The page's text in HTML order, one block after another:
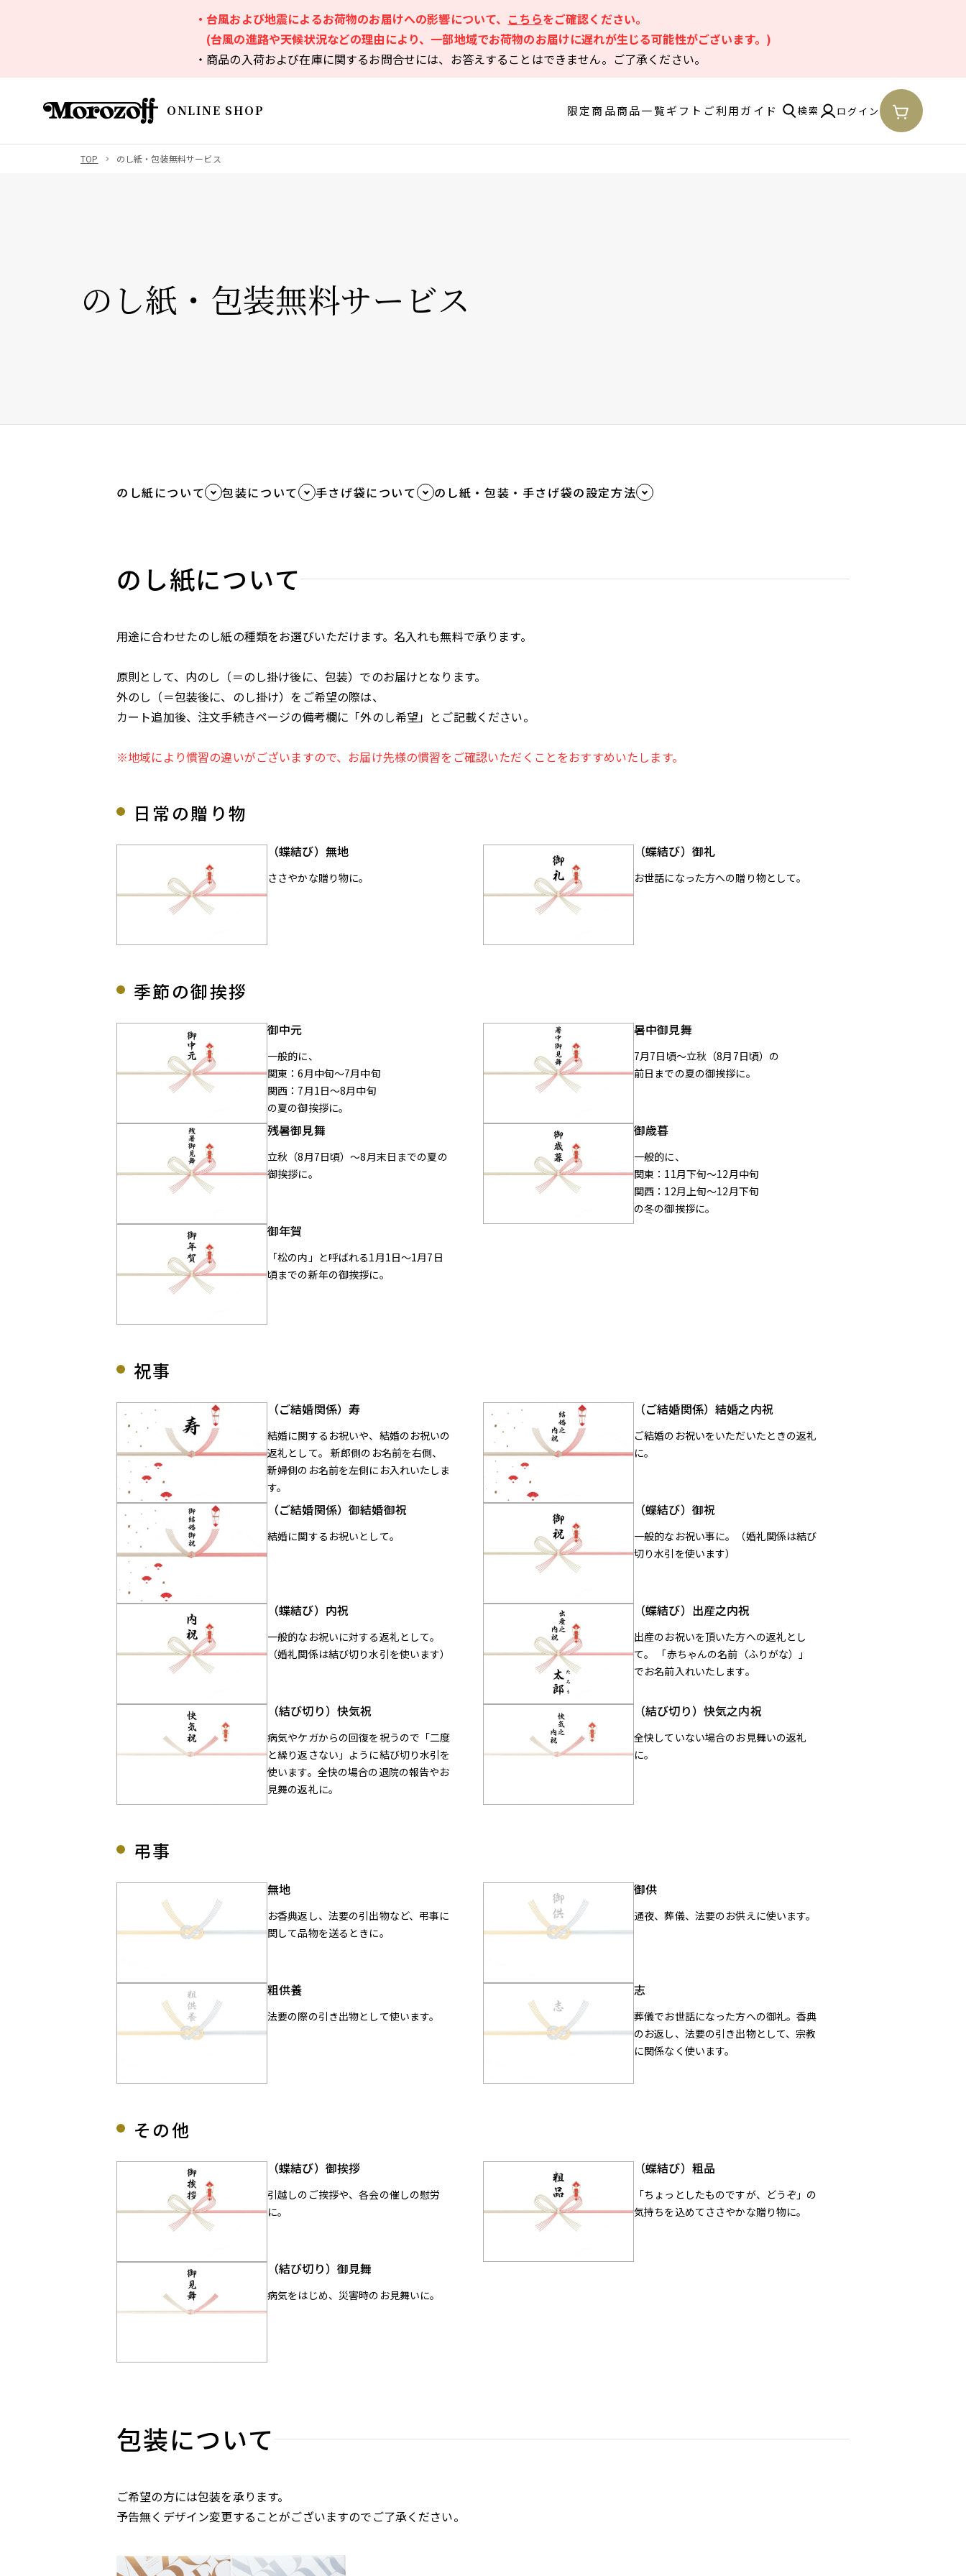
・台風および地震によるお荷物のお届けへの影響について、 こちらをご確認ください。
(台風の進路や天候状況などの理由により、一部地域でお荷物のお届けに遅れが生じる可能性がございます。)
・商品の入荷および在庫に関するお問合せには、お答えすることはできません。ご了承ください。
ONLINE SHOP 限定商品商品一覧ギフト ご利用ガイド 検索 ログイン
TOP のし紙・包装無料サービス
のし紙・包装無料サービス
のし紙について 包装について 手さげ袋について のし紙・包装・手さげ袋の設定方法
のし紙について
用途に合わせたのし紙の種類をお選びいただけます。名入れも無料で承ります。
原則として、内のし（＝のし掛け後に、包装）でのお届けとなります。
外のし（＝包装後に、のし掛け）をご希望の際は、
カート追加後、注文手続きページの備考欄に「外のし希望」とご記載ください。
※地域により慣習の違いがございますので、お届け先様の慣習をご確認いただくことをおすすめいたします。
日常の贈り物
（蝶結び）無地
ささやかな贈り物に。
（蝶結び）御礼
お世話になった方への贈り物として。
季節の御挨拶
御中元
一般的に、
関東：6月中旬〜7月中旬
関西：7月1日〜8月中旬
の夏の御挨拶に。
暑中御見舞
7月7日頃〜立秋（8月7日頃）の
前日までの夏の御挨拶に。
残暑御見舞
立秋（8月7日頃）〜8月末日までの夏の
御挨拶に。
御歳暮
一般的に、
関東：11月下旬〜12月中旬
関西：12月上旬〜12月下旬
の冬の御挨拶に。
御年賀
「松の内」と呼ばれる1月1日〜1月7日
頃までの新年の御挨拶に。
祝事
（ご結婚関係）寿
結婚に関するお祝いや、結婚のお祝いの
返礼として。 新郎側のお名前を右側、
新婦側のお名前を左側にお入れいたしま
す。
（ご結婚関係）結婚之内祝
ご結婚のお祝いをいただいたときの返礼
に。
（ご結婚関係）御結婚御祝
結婚に関するお祝いとして。
（蝶結び）御祝
一般的なお祝い事に。（婚礼関係は結び
切り水引を使います）
（蝶結び）内祝
一般的なお祝いに対する返礼として。
（婚礼関係は結び切り水引を使います）
（蝶結び）出産之内祝
出産のお祝いを頂いた方への返礼とし
て。 「赤ちゃんの名前（ふりがな）」
でお名前入れいたします。
（結び切り）快気祝
病気やケガからの回復を祝うので「二度
と繰り返さない」ように結び切り水引を
使います。全快の場合の退院の報告やお
見舞の返礼に。
（結び切り）快気之内祝
全快していない場合のお見舞いの返礼
に。
弔事
無地
お香典返し、法要の引出物など、弔事に
関して品物を送るときに。
御供
通夜、葬儀、法要のお供えに使います。
粗供養
法要の際の引き出物として使います。
志
葬儀でお世話になった方への御礼。香典
のお返し、法要の引き出物として、宗教
に関係なく使います。
その他
（蝶結び）御挨拶
引越しのご挨拶や、各会の催しの慰労
に。
（蝶結び）粗品
「ちょっとしたものですが、どうぞ」の
気持ちを込めてささやかな贈り物に。
（結び切り）御見舞
病気をはじめ、災害時のお見舞いに。
包装について
ご希望の方には包装を承ります。
予告無くデザイン変更することがございますのでご了承ください。